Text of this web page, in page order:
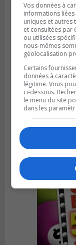
Publié le 4 août
Des
rappelés par
Vos données à
informations
uniques et autres
et consultées par
ou utilisées
nous-mêmes
géolocalisation
Certains
données à
légitime. Vous
ci-dessous.
le menu du site
dans les